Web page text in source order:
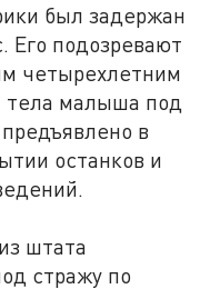
был задержан
Его подозревают
четырехлетним
тела малыша под
в
останков и
штата
стражу по